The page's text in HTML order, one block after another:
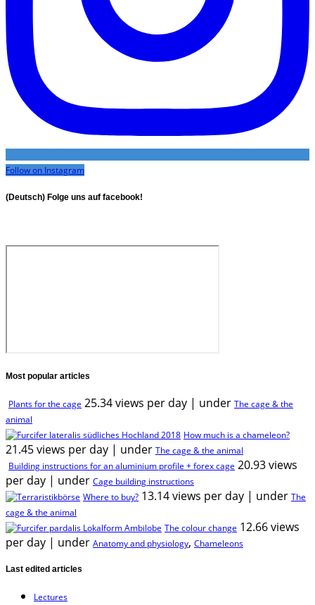
Follow on Instagram
(Deutsch) Folge uns auf facebook!
Most popular articles
Plants for the cage 25.34 views per day | under The cage & the
animal
How much is a chameleon?
21.45 views per day | under The cage & the animal
Building instructions for an aluminium profile + forex cage 20.93 views
per day | under Cage building instructions
Where to buy? 13.14 views per day | under The
cage & the animal
The colour change 12.66 views
per day | under Anatomy and physiology, Chameleons
Last edited articles
Lectures